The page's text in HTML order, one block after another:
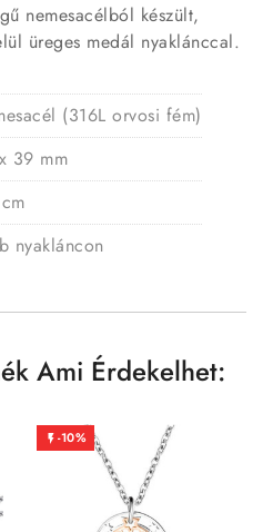
nemesacélból készült,
üreges medál nyaklánccal.
(316L orvosi fém)
39 mm
nyakláncon
Ami Érdekelhet:
 -10%